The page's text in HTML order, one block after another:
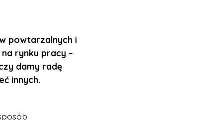
powtarzalnych i
rynku pracy –
damy radę
innych.